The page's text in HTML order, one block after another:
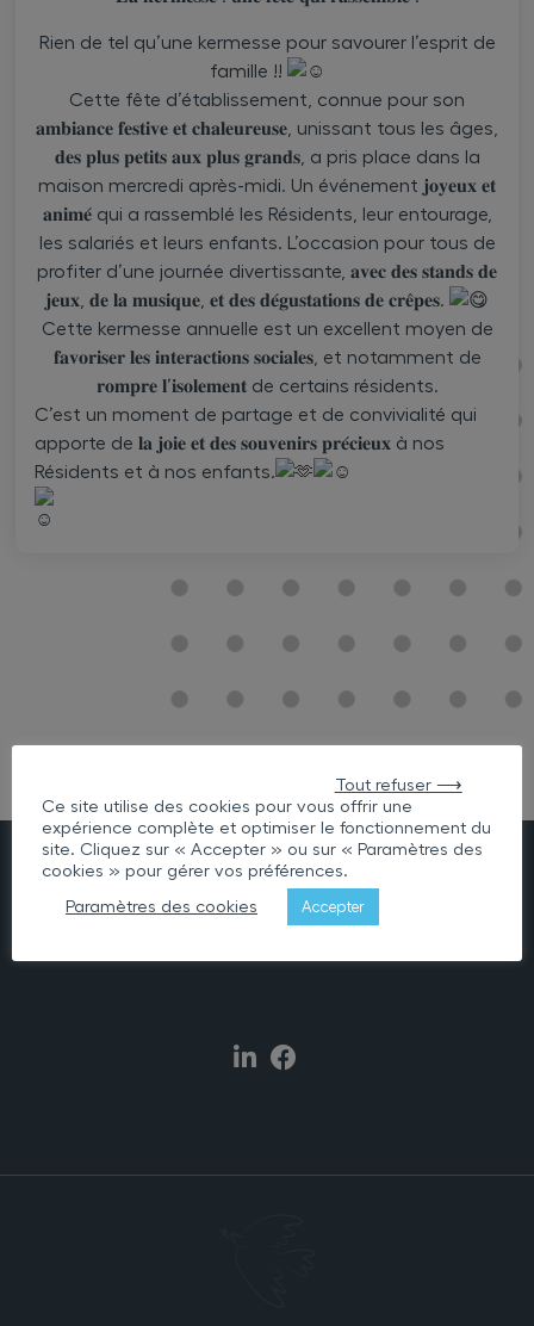
Rien de tel qu’une kermesse pour savourer l’esprit de
famille !!
Cette fête d’établissement, connue pour son
𝐚𝐦𝐛𝐢𝐚𝐧𝐜𝐞 𝐟𝐞𝐬𝐭𝐢𝐯𝐞 𝐞𝐭 𝐜𝐡𝐚𝐥𝐞𝐮𝐫𝐞𝐮𝐬𝐞, unissant tous les âges,
𝐝𝐞𝐬 𝐩𝐥𝐮𝐬 𝐩𝐞𝐭𝐢𝐭𝐬 𝐚𝐮𝐱 𝐩𝐥𝐮𝐬 𝐠𝐫𝐚𝐧𝐝𝐬, a pris place dans la
maison mercredi après-midi. Un événement 𝐣𝐨𝐲𝐞𝐮𝐱 𝐞𝐭
𝐚𝐧𝐢𝐦𝐞́ qui a rassemblé les Résidents, leur entourage,
les salariés et leurs enfants. L’occasion pour tous de
profiter d’une journée divertissante, 𝐚𝐯𝐞𝐜 𝐝𝐞𝐬 𝐬𝐭𝐚𝐧𝐝𝐬 𝐝𝐞
𝐣𝐞𝐮𝐱, 𝐝𝐞 𝐥𝐚 𝐦𝐮𝐬𝐢𝐪𝐮𝐞, 𝐞𝐭 𝐝𝐞𝐬 𝐝𝐞́𝐠𝐮𝐬𝐭𝐚𝐭𝐢𝐨𝐧𝐬 𝐝𝐞 𝐜𝐫𝐞̂𝐩𝐞𝐬.
Cette kermesse annuelle est un excellent moyen de
𝐟𝐚𝐯𝐨𝐫𝐢𝐬𝐞𝐫 𝐥𝐞𝐬 𝐢𝐧𝐭𝐞𝐫𝐚𝐜𝐭𝐢𝐨𝐧𝐬 𝐬𝐨𝐜𝐢𝐚𝐥𝐞𝐬, et notamment de
𝐫𝐨𝐦𝐩𝐫𝐞 𝐥’𝐢𝐬𝐨𝐥𝐞𝐦𝐞𝐧𝐭 de certains résidents.
C’est un moment de partage et de convivialité qui
apporte de 𝐥𝐚 𝐣𝐨𝐢𝐞 𝐞𝐭 𝐝𝐞𝐬 𝐬𝐨𝐮𝐯𝐞𝐧𝐢𝐫𝐬 𝐩𝐫𝐞́𝐜𝐢𝐞𝐮𝐱 à nos
Résidents et à nos enfants.
L’association Lann Eol comporte 176 lits d’hébergement
permanent, répartis sur un seul site et deux maisons, Lann
Tout refuser ⟶
Ce site utilise des cookies pour vous offrir une
expérience complète et optimiser le fonctionnement du
site. Cliquez sur « Accepter » ou sur « Paramètres des
cookies » pour gérer vos préférences.
Paramètres des cookies
Accepter